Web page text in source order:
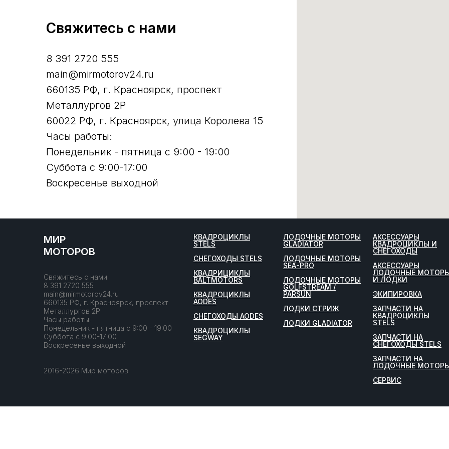
Свяжитесь с нами
8 391 2720 555
main@mirmotorov24.ru
660135 РФ, г. Красноярск, проспект
Металлургов 2Р
60022 РФ, г. Красноярск, улица Королева 15
Часы работы:
Понедельник - пятница с 9:00 - 19:00
Суббота с 9:00-17:00
Воскресенье выходной
МИР
МОТОРОВ
Свяжитесь с нами:
8 391 2720 555
main@mirmotorov24.ru
660135 РФ, г. Красноярск, проспект
Металлургов 2Р
Часы работы:
Понедельник - пятница с 9:00 - 19:00
Суббота с 9:00-17:00
Воскресенье выходной
2016-2026 Мир моторов
КВАДРОЦИКЛЫ
STELS
СНЕГОХОДЫ STELS
КВАДРИЦИКЛЫ
BALTMOTORS
КВАДРОЦИКЛЫ
AODES
СНЕГОХОДЫ AODES
КВАДРОЦИКЛЫ
SEGWAY
ЛОДОЧНЫЕ МОТОРЫ
GLADIATOR
ЛОДОЧНЫЕ МОТОРЫ
SEA-PRO
ЛОДОЧНЫЕ МОТОРЫ
GOLFSTREAM /
PARSUN
ЛОДКИ СТРИЖ
ЛОДКИ GLADIATOR
АКСЕССУАРЫ
КВАДРОЦИКЛЫ И
СНЕГОХОДЫ
АКСЕССУАРЫ
ЛОДОЧНЫЕ
И ЛОДКИ
ЭКИПИРОВКА
ЗАПЧАСТИ НА
КВАДРОЦИКЛЫ
STELS
ЗАПЧАСТИ НА
СНЕГОХОДЫ STELS
ЗАПЧАСТИ НА
ЛОДОЧНЫЕ
СЕРВИС